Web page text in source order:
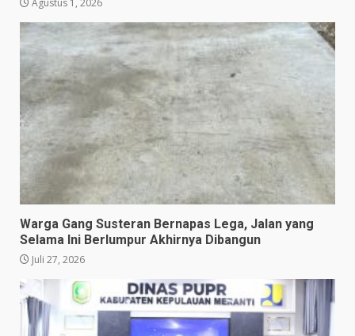
Agustus 1, 2026
Warga Gang Susteran Bernapas Lega, Jalan yang
Selama Ini Berlumpur Akhirnya Dibangun
Juli 27, 2026